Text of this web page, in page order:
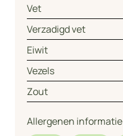
Vet
Verzadigd vet
Eiwit
Vezels
Zout
Allergenen informatie